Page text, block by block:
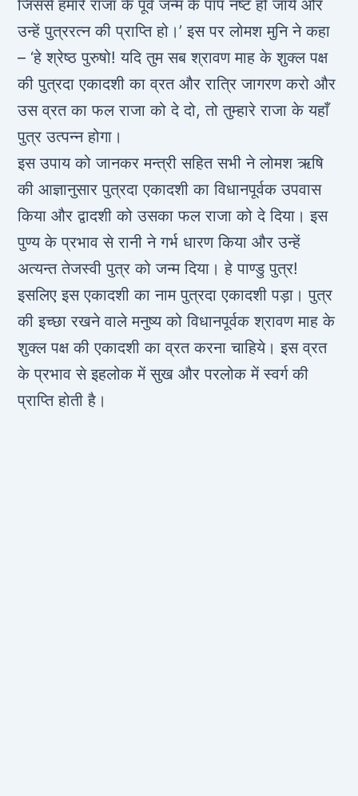
जिससे हमारे राजा के पूर्व जन्म के पाप नष्ट हो जायें और
उन्हें पुत्ररत्न की प्राप्ति हो।’ इस पर लोमश मुनि ने कहा
– ‘हे श्रेष्ठ पुरुषो! यदि तुम सब श्रावण माह के शुक्ल पक्ष
की पुत्रदा एकादशी का व्रत और रात्रि जागरण करो और
उस व्रत का फल राजा को दे दो, तो तुम्हारे राजा के यहाँ
पुत्र उत्पन्न होगा।
इस उपाय को जानकर मन्त्री सहित सभी ने लोमश ऋषि
की आज्ञानुसार पुत्रदा एकादशी का विधानपूर्वक उपवास
किया और द्वादशी को उसका फल राजा को दे दिया। इस
पुण्य के प्रभाव से रानी ने गर्भ धारण किया और उन्हें
अत्यन्त तेजस्वी पुत्र को जन्म दिया। हे पाण्डु पुत्र!
इसलिए इस एकादशी का नाम पुत्रदा एकादशी पड़ा। पुत्र
की इच्छा रखने वाले मनुष्य को विधानपूर्वक श्रावण माह के
शुक्ल पक्ष की एकादशी का व्रत करना चाहिये। इस व्रत
के प्रभाव से इहलोक में सुख और परलोक में स्वर्ग की
प्राप्ति होती है।